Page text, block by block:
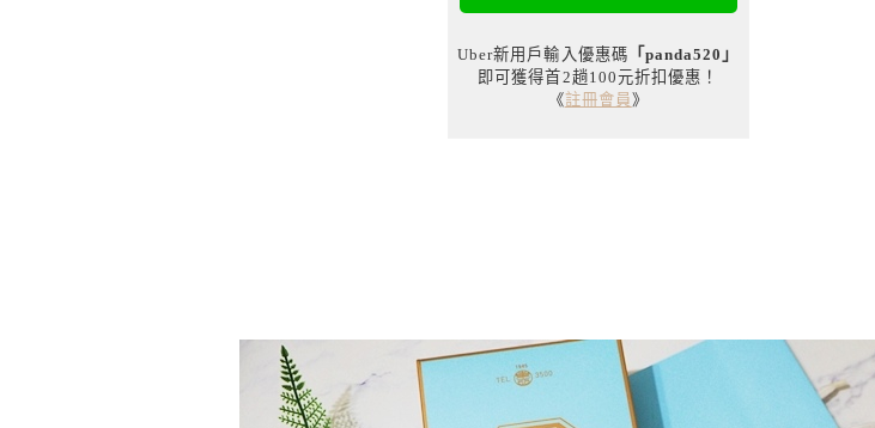
Uber新用戶輸入優惠碼 「panda520」
即可獲得首2趟100元折扣優惠！
《註冊會員 》